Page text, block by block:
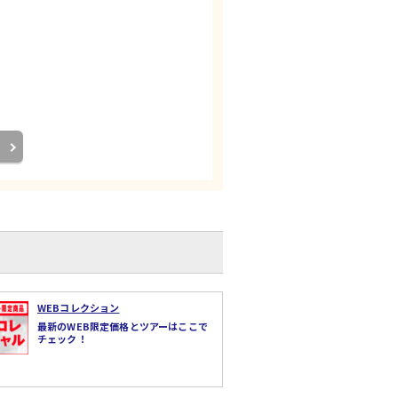
WEBコレクション
最新のWEB限定価格とツアーはここで
チェック！